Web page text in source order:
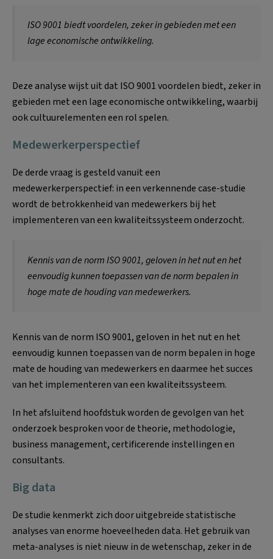
ISO 9001 biedt voordelen, zeker in gebieden met een
lage economische ontwikkeling.
Deze analyse wijst uit dat ISO 9001 voordelen biedt, zeker in
gebieden met een lage economische ontwikkeling, waarbij
ook cultuurelementen een rol spelen.
Medewerkerperspectief
De derde vraag is gesteld vanuit een
medewerkerperspectief: in een verkennende case-studie
wordt de betrokkenheid van medewerkers bij het
implementeren van een kwaliteitssysteem onderzocht.
Kennis van de norm ISO 9001, geloven in het nut en het
eenvoudig kunnen toepassen van de norm bepalen in
hoge mate de houding van medewerkers.
Kennis van de norm ISO 9001, geloven in het nut en het
eenvoudig kunnen toepassen van de norm bepalen in hoge
mate de houding van medewerkers en daarmee het succes
van het implementeren van een kwaliteitssysteem.
In het afsluitend hoofdstuk worden de gevolgen van het
onderzoek besproken voor de theorie, methodologie,
business management, certificerende instellingen en
consultants.
Big data
De studie kenmerkt zich door uitgebreide statistische
analyses van enorme hoeveelheden data. Het gebruik van
meta-analyses is niet nieuw in de wetenschap, zeker in de